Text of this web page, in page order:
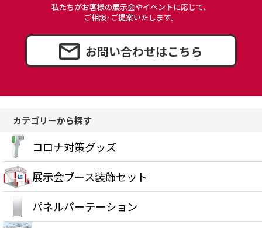
私たちがお客様の展示会やイベントに応じて、
ご相談･ご提案いたします。
お問い合わせはこちら
カテゴリーから探す
コロナ対策グッズ
展示会ブース装飾セット
パネルパーテーション